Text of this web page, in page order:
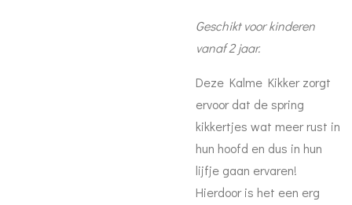
Geschikt voor kinderen
vanaf 2 jaar.
Deze Kalme Kikker zorgt
ervoor dat de spring
kikkertjes wat meer rust in
hun hoofd en dus in hun
lijfje gaan ervaren!
Hierdoor is het een erg